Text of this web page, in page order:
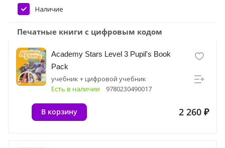
Наличие
Печатные книги с цифровым кодом
Academy Stars Level 3 Pupil's Book
Pack
учебник + цифровой учебник
Есть в наличии
9780230490017
2 260 ₽
В корзину